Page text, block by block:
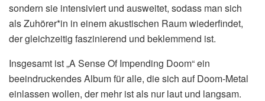
sondern sie intensiviert und ausweitet, sodass man sich
als Zuhörer*in in einem akustischen Raum wiederfindet,
der gleichzeitig faszinierend und beklemmend ist.
Insgesamt ist „A Sense Of Impending Doom“ ein
beeindruckendes Album für alle, die sich auf Doom-Metal
einlassen wollen, der mehr ist als nur laut und langsam.